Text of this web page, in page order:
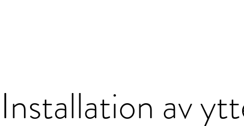
Installation av